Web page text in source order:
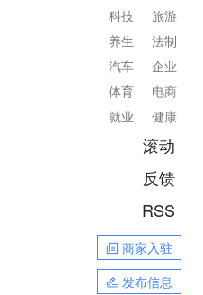
旅游
法制
企业
电商
健康
科技
养生
汽车
体育
就业
滚动
反馈
RSS
商家入驻
发布信息